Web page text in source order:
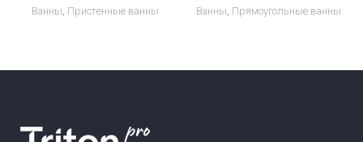
Ванны, Пристенные ванны
Ванны, Прямоугольные ванны